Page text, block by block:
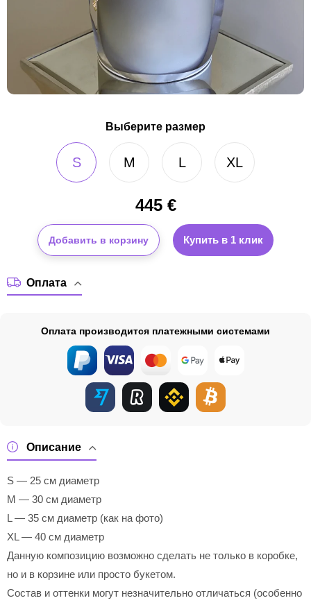
Выберите размер
S M L XL
445€
Добавить в корзину Купить в 1 клик
Описание
S — 25 см диаметр
M — 30 см диаметр
L — 35 см диаметр (как на фото)
XL — 40 см диаметр
Данную композицию возможно сделать не только в коробке,
но и в корзине или просто букетом.
Состав и оттенки могут незначительно отличаться (особенно
Оплата
Оплата производится платежными системами